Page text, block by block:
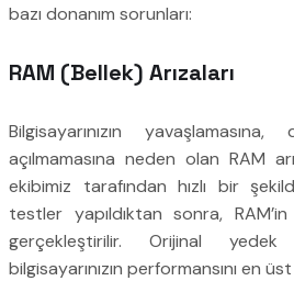
bazı donanım sorunları:
RAM (Bellek) Arızaları
Bilgisayarınızın
açılmamasına neden olan RAM
ekibimiz tarafından hızlı bir
testler yapıldıktan sonra,
gerçekleştirilir. Orijinal
bilgisayarınızın performansını en üst